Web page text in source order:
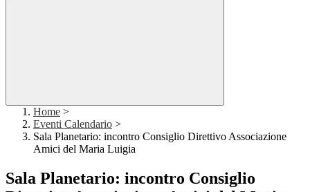
Home >
Eventi Calendario >
Sala Planetario: incontro Consiglio Direttivo Associazione
Amici del Maria Luigia
Sala Planetario: incontro Consiglio